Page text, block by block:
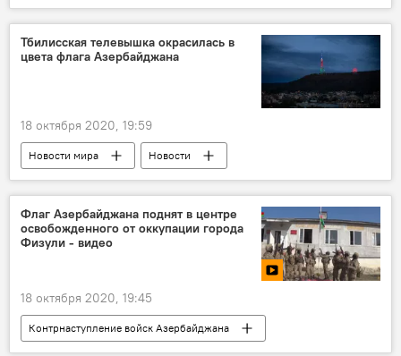
Политика
Новости
Азербайджан
Контрнаступление войск Азербайджана
Тбилисская телевышка окрасилась в
цвета флага Азербайджана
18 октября 2020, 19:59
Новости мира
Новости
Азербайджан
День независимости
Флаг
Флаг Азербайджана поднят в центре
освобожденного от оккупации города
Физули - видео
18 октября 2020, 19:45
Контрнаступление войск Азербайджана